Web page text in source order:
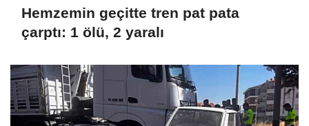
Hemzemin geçitte tren pat pata
çarptı: 1 ölü, 2 yaralı